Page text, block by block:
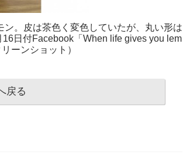
。皮は茶色く変色していたが、丸い形は
日付Facebook「When life gives you lem
ーンショット）
戻る